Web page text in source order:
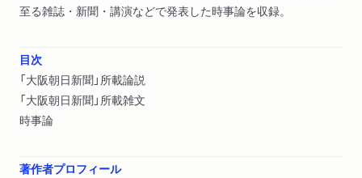
至る雑誌・新聞・講演などで発表した時事論を収録。
目次
「大阪朝日新聞」所載論説
「大阪朝日新聞」所載雑文
時事論
著作者プロフィール